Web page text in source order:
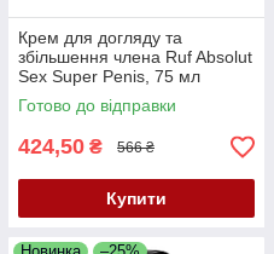
Крем для догляду та
збільшення члена Ruf Absolut
Sex Super Penis, 75 мл
Готово до відправки
424,50 ₴ 566 ₴
Купити